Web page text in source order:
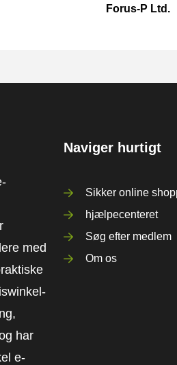
Forus-P Ltd.
med
har
e-
Naviger hurtigt
Sikker online
hjælpecenteret
Søg efter medlem
Om os